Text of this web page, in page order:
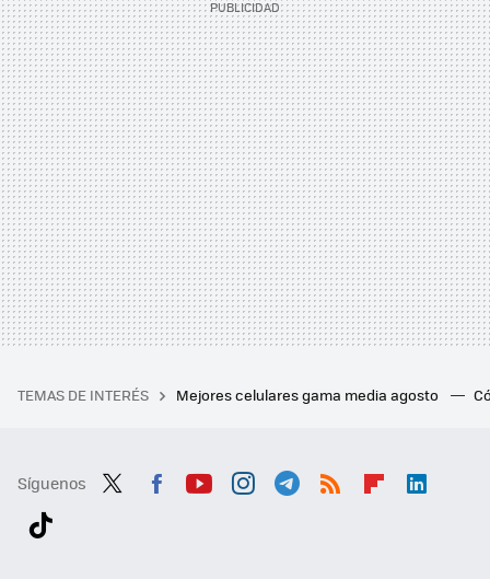
TEMAS DE INTERÉS Mejores celulares gama media agosto
Síguenos